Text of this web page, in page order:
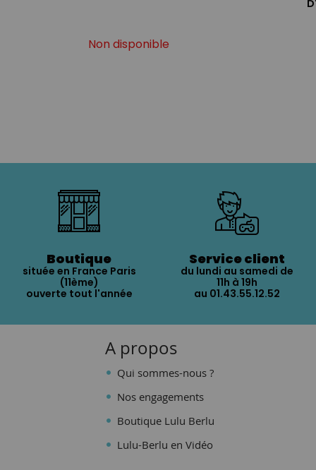
Non disponible
Boutique
située en France Paris
(11ème)
ouverte tout l'année
Service client
du lundi au samedi de
11h à 19h
au 01.43.55.12.52
A propos
Qui sommes-nous ?
Nos engagements
Boutique Lulu Berlu
Lulu-Berlu en Vidéo